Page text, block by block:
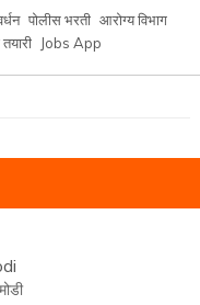
पोलीस भरती आरोग्य विभाग
तयारी Jobs App